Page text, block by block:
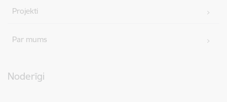
Projekti
Par mums
Noderīgi